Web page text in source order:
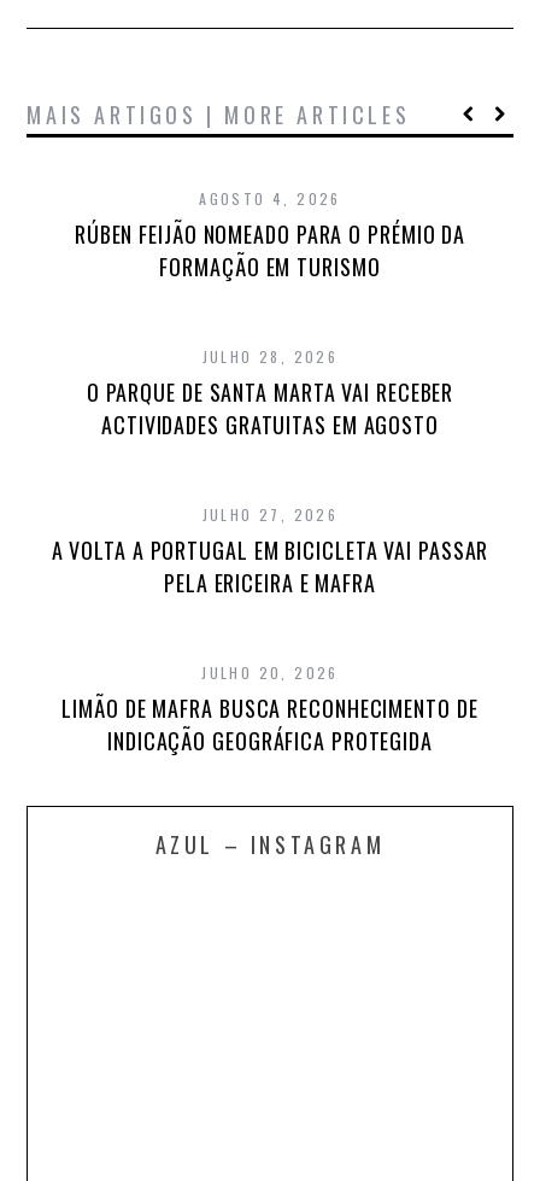
MAIS ARTIGOS | MORE ARTICLES
AGOSTO 4, 2026
RÚBEN FEIJÃO NOMEADO PARA O PRÉMIO DA
FORMAÇÃO EM TURISMO
JULHO 28, 2026
O PARQUE DE SANTA MARTA VAI RECEBER
ACTIVIDADES GRATUITAS EM AGOSTO
JULHO 27, 2026
A VOLTA A PORTUGAL EM BICICLETA VAI PASSAR
PELA ERICEIRA E MAFRA
JULHO 20, 2026
LIMÃO DE MAFRA BUSCA RECONHECIMENTO DE
INDICAÇÃO GEOGRÁFICA PROTEGIDA
AZUL – INSTAGRAM